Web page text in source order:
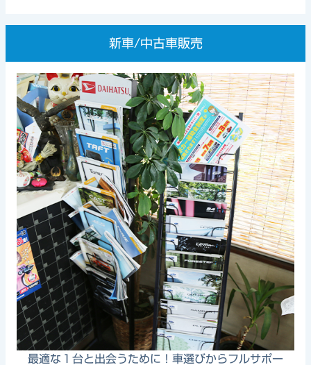
新車/中古車販売
最適な１台と出会うために！車選びからフルサポー